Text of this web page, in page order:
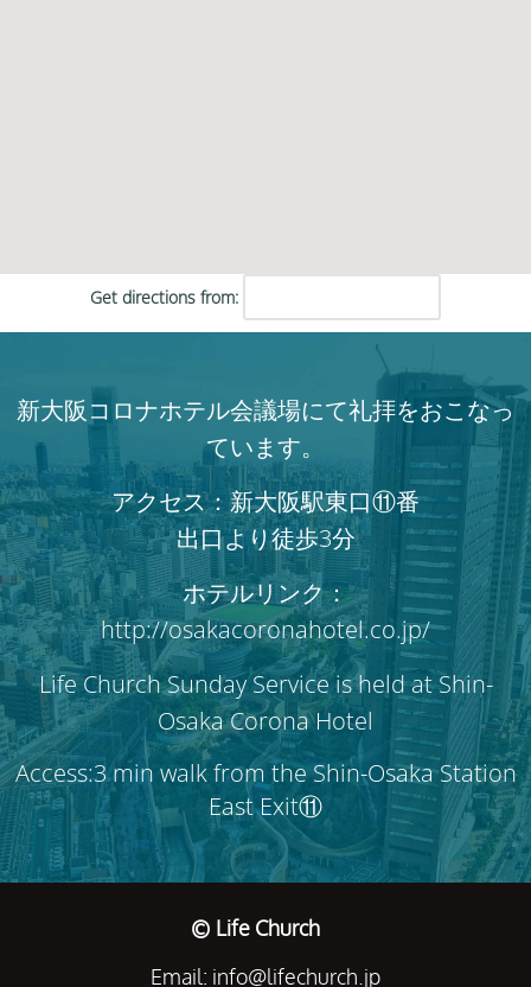
Get directions from:
新大阪コロナホテル会議場にて礼拝をおこなっ
ています。
アクセス：新大阪駅東口⑪番
出口より徒歩3分
ホテルリンク：
http://osakacoronahotel.co.jp/
Life Church Sunday Service is held at Shin-
Osaka Corona Hotel
Access:3 min walk from the Shin-Osaka Station
East Exit⑪
© Life Church
Email: info@lifechurch.jp